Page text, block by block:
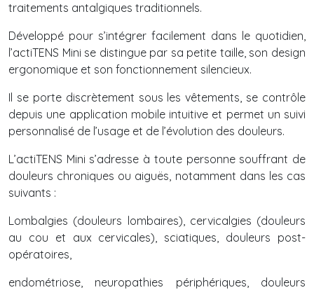
traitements antalgiques traditionnels.
Développé pour s’intégrer facilement dans le quotidien,
l’actiTENS Mini se distingue par sa petite taille, son design
ergonomique et son fonctionnement silencieux.
Il se porte discrètement sous les vêtements, se contrôle
depuis une application mobile intuitive et permet un suivi
personnalisé de l’usage et de l’évolution des douleurs.
L’actiTENS Mini s’adresse à toute personne souffrant de
douleurs chroniques ou aiguës, notamment dans les cas
suivants :
Lombalgies (douleurs lombaires), cervicalgies (douleurs
au cou et aux cervicales), sciatiques, douleurs post-
opératoires,
endométriose, neuropathies périphériques, douleurs